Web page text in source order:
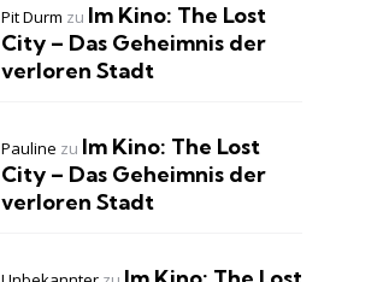
Pit Durm zu Im Kino: The Lost
City – Das Geheimnis der
verloren Stadt
Pauline zu Im Kino: The Lost
City – Das Geheimnis der
verloren Stadt